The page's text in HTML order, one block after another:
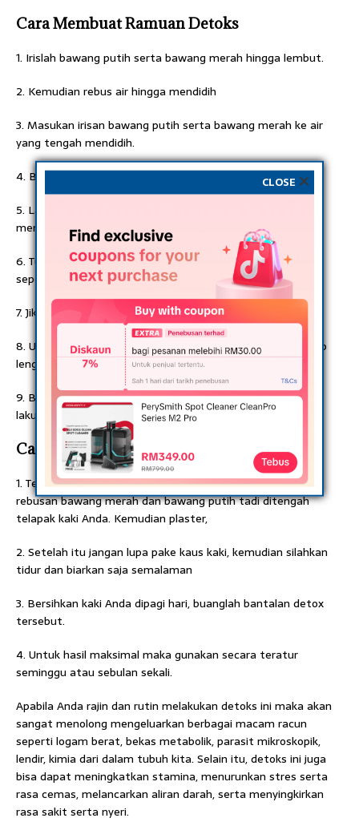
Cara Membuat Ramuan Detoks
1. Irislah bawang putih serta bawang merah hingga lembut.
2. Kemudian rebus air hingga mendidih
3. Masukan irisan bawang putih serta bawang merah ke air
yang tengah mendidih.
4. Biarlah mendidih selama 10 menit.
5. Lalu dinginkan air rebusan tersebut kira-kira selama 20
menit.
6. Tuang ramuan itu ke kain kassa yang sudah disediakan,
seperlunya sampai basah.
7. Jika sangat banyak air, peras kain kassa itu.
8. Upayakan tidak untuk membasahai plester supaya tetap
lengket.
9. Bila semuanya bahan sudah siap berarti anda telah siap
lakukan detox.
Cara Memakai Detoks
1. Tempelkan kain kassa yang telah dibasahi dengan air
rebusan bawang merah dan bawang putih tadi ditengah
telapak kaki Anda. Kemudian plaster,
2. Setelah itu jangan lupa pake kaus kaki, kemudian silahkan
tidur dan biarkan saja semalaman
3. Bersihkan kaki Anda dipagi hari, buanglah bantalan detox
tersebut.
4. Untuk hasil maksimal maka gunakan secara teratur
seminggu atau sebulan sekali.
Apabila Anda rajin dan rutin melakukan detoks ini maka akan
sangat menolong mengeluarkan berbagai macam racun
seperti logam berat, bekas metabolik, parasit mikroskopik,
lendir, kimia dari dalam tubuh kita. Selain itu, detoks ini juga
bisa dapat meningkatkan stamina, menurunkan stres serta
rasa cemas, melancarkan aliran darah, serta menyingkirkan
rasa sakit serta nyeri.
CLOSE